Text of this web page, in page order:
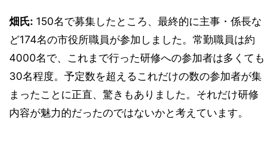
畑氏: 150名で募集したところ、最終的に主事・係長な
ど174名の市役所職員が参加しました。常勤職員は約
4000名で、これまで行った研修への参加者は多くても
30名程度。予定数を超えるこれだけの数の参加者が集
まったことに正直、驚きもありました。それだけ研修
内容が魅力的だったのではないかと考えています。